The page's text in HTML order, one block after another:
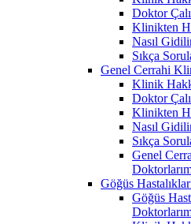
Doktor
Klinikten
Nasıl
Sıkça
Genel Cerrahi
Klinik
Doktor
Klinikten
Nasıl
Sıkça
Genel
Göğüs
Göğüs